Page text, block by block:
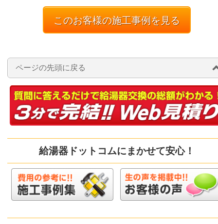
このお客様の施工事例を見る
ページの先頭に戻る
給湯器ドットコムにまかせて安心！